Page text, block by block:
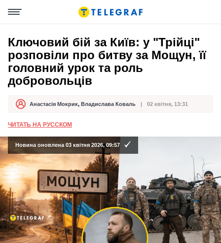
Ключовий бій за Київ: у "Трійці"
розповіли про битву за Мощун, її
головний урок та роль
добровольців
АвторАнастасія Мокрик, Владислава Коваль
Дата публікації 02 квітня, 13:31
ЧИТАТЬ НА РУССКОМ
Новина оновлена 03 квітня 2026, 09:57